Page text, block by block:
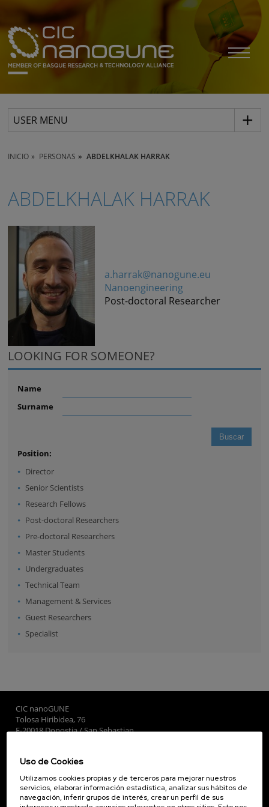
USER MENU
INICIO PERSONAS ABDELKHALAK HARRAK
ABDELKHALAK HARRAK
a.harrak@nanogune.eu
Nanoengineering
Post-doctoral Researcher
LOOKING FOR SOMEONE?
Name
Surname
Position:
Director
Senior Scientists
Research Fellows
Post-doctoral Researchers
Pre-doctoral Researchers
Master Students
Undergraduates
Technical Team
Management & Services
Guest Researchers
Specialist
CIC nanoGUNE
Tolosa Hiribidea, 76
E-20018 Donostia / San Sebastian
Subscribe to our Newsletter
nanoGUNE
Uso de Cookies
Utilizamos cookies propias y de terceros para mejorar nuestros
servicios, elaborar información estadística, analizar sus hábitos de
navegación, inferir grupos de interés, crear un perfil de sus